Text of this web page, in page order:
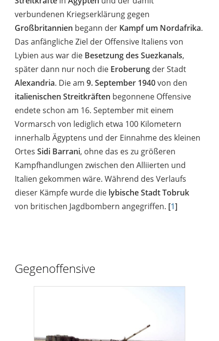
verbundenen Kriegserklärung gegen
Großbritannien begann der Kampf um Nordafrika.
Das anfängliche Ziel der Offensive Italiens von
Lybien aus war die Besetzung des Suezkanals,
später dann nur noch die Eroberung der Stadt
Alexandria. Die am 9. September 1940von den
italienischen Streitkräften begonnene Offensive
endete schon am 16. September mit einem
Vormarsch von lediglich etwa 100 Kilometern
innerhalb Ägyptens und der Einnahme des kleinen
Ortes Sidi Barrani, ohne das es zu größeren
Kampfhandlungen zwischen den Alliierten und
Italien gekommen wäre. Während des Verlaufs
dieser Kämpfe wurde die lybische StadtTobruk
von britischen Jagdbombern angegriffen. [1]
Gegenoffensive